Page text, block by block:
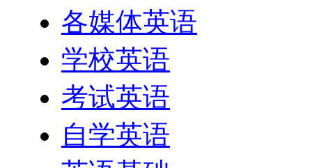
各媒体英语
学校英语
考试英语
自学英语